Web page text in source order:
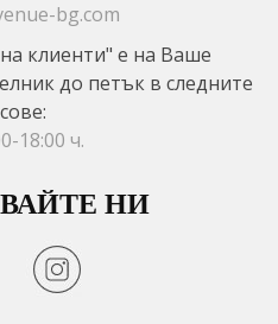
bg.com
клиенти" е на Ваше
до петък в следните
18:00 ч.
НИ